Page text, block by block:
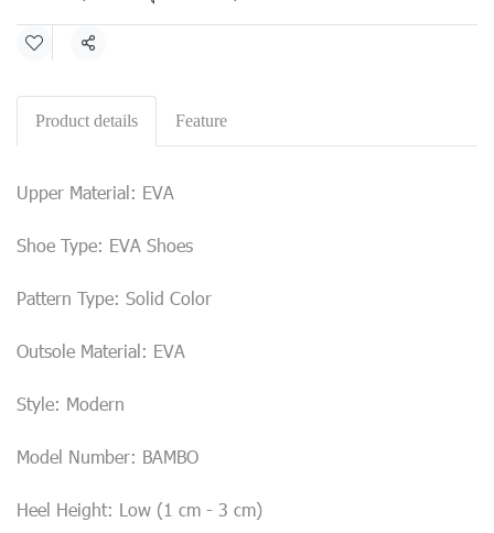
Share
Product details Feature
Upper Material: EVA
Shoe Type: EVA Shoes
Pattern Type: Solid Color
Outsole Material: EVA
Style: Modern
Model Number: BAMBO
Heel Height: Low (1 cm - 3 cm)